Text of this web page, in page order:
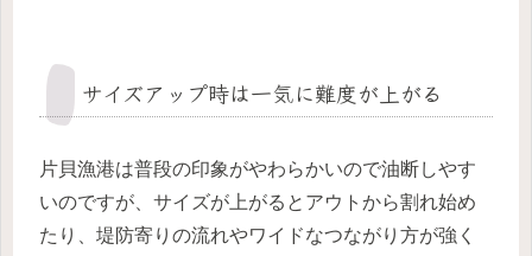
サイズアップ時は一気に難度が上がる
片貝漁港は普段の印象がやわらかいので油断しやす
いのですが、サイズが上がるとアウトから割れ始め
たり、堤防寄りの流れやワイドなつながり方が強く